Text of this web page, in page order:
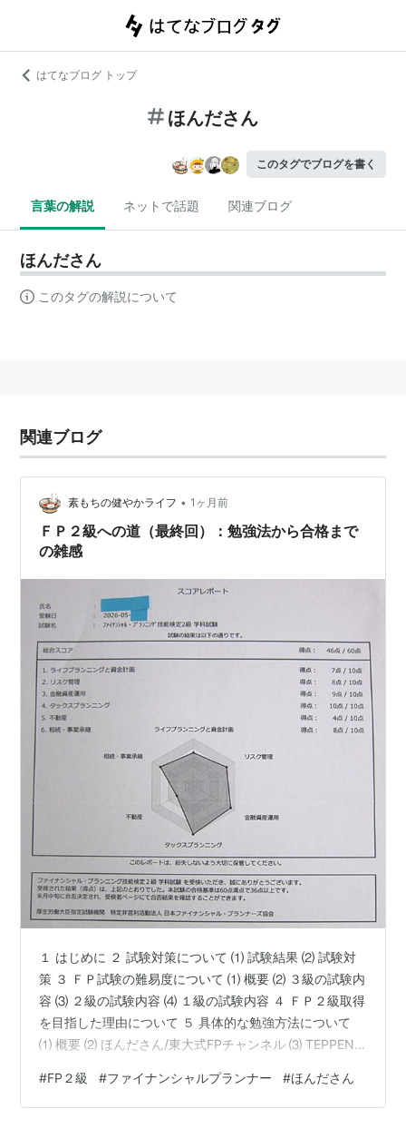
はてなブログ トップ
ほんださん
このタグでブログを書く
言葉の解説 ネットで話題 関連ブログ
ほんださん
このタグの解説について
関連ブログ
素もちの健やかライフ • 1ヶ月前
ＦＰ２級への道（最終回）：勉強法から合格まで
の雑感
１ はじめに ２ 試験対策について ⑴ 試験結果 ⑵ 試験対
策 ３ ＦＰ試験の難易度について ⑴ 概要 ⑵ ３級の試験内
容 ⑶ ２級の試験内容 ⑷ １級の試験内容 ４ ＦＰ２級取得
を目指した理由について ５ 具体的な勉強方法について
⑴ 概要 ⑵ ほんださん/東大式FPチャンネル ⑶ TEPPEN
重要計算攻略 ⑷ FP２級ドットコム ６ 試験について ⑴
制限時間 ⑵ 試験内容 ７ まとめ 拝啓 ほんださん、いかが
#FP２級 #ファイナンシャルプランナー #ほんださん